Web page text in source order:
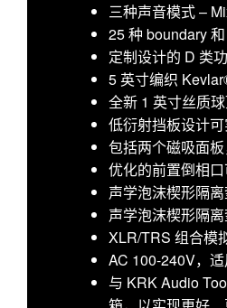
三种声音模式 –
25 种 boundary
定制设计的 D 类
5 英寸编织
全新 1 英寸丝质
低衍射挡板设计
包括两个磁吸面
优化的前置倒相
声学泡沫楔形隔
声学泡沫楔形隔
XLR/TRS 组合模
AC 100-240V，
与 KRK Audio